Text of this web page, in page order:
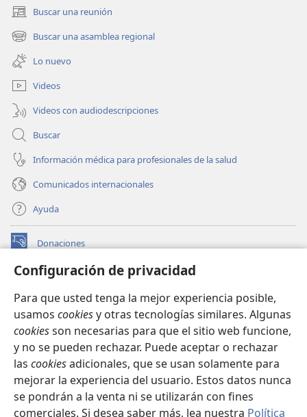
Configuración de privacidad
Para que usted tenga la mejor experiencia posible,
usamos cookiesy otras tecnologías similares. Algunas
cookiesson necesarias para que el sitio web funcione,
y no se pueden rechazar. Puede aceptar o rechazar
las cookiesadicionales, que se usan solamente para
mejorar la experiencia del usuario. Estos datos nunca
se pondrán a la venta ni se utilizarán con fines
comerciales. Si desea saber más, lea nuestra Política
Buscar una reunión
(abre
una
nueva
ventana)
Buscar una asamblea regional
(abre
una
nueva
ventana)
Lo nuevo
Videos
Videos con audiodescripciones
Buscar
Información médica para profesionales de la salud
Comunicados internacionales
Ayuda
Donaciones
(abre
nueva BIBLIOTECA EN LÍNEA Watchtower™
una
nueva
ventana)
JW Hub
(abre
una
nueva
ventana)
JW Library
Watchtower Library